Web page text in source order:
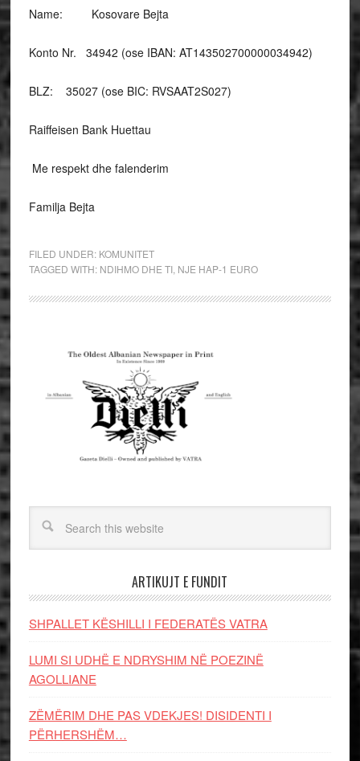
Name: Kosovare Bejta
Konto Nr. 34942 (ose IBAN: AT143502700000034942)
BLZ: 35027 (ose BIC: RVSAAT2S027)
Raiffeisen Bank Huettau
Me respekt dhe falenderim
Familja Bejta
FILED UNDER: KOMUNITET
TAGGED WITH: NDIHMO DHE TI, NJE HAP-1 EURO
ARTIKUJT E FUNDIT
SHPALLET KËSHILLI I FEDERATËS VATRA
LUMI SI UDHË E NDRYSHIM NË POEZINË
AGOLLIANE
ZËMËRIM DHE PAS VDEKJES! DISIDENTI I
PËRHERSHËM…